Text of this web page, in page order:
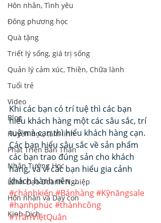
Hôn nhân, Tình yêu
Đông phương học
Quà tặng
Triết lý sống, giá trị sống
Quản lý cảm xúc, Thiền, Chữa lành
Tuổi trẻ
Video
Blog
Huyền học, tâm linh
Phát Triển Bản Thân
Nhân Tướng Học
Lãnh Đạo Doanh Nghiệp
Hôn nhân và Dạy con
Kinh Dịch
Khi các bạn có trí tuệ thì các bạn
hiểu khách hàng một các sâu sắc, trí
tuệ mà cạn thì hiểu khách hàng cạn.
Các bạn hiểu sâu sắc về sản phẩm
các bạn trao đúng sản cho khách
hàng, và vì các bạn hiểu gia cảnh
khách hành nên …
#chánhkiến#Bánhàng#Kỹnăngsale
#hạnhphúc #thànhcông
#TrầnViệtQuân